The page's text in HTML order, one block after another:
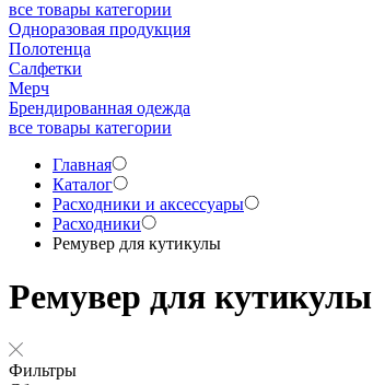
все товары категории
Одноразовая продукция
Полотенца
Салфетки
Мерч
Брендированная одежда
все товары категории
Главная
Каталог
Расходники и аксессуары
Расходники
Ремувер для кутикулы
Ремувер для кутикулы
Фильтры